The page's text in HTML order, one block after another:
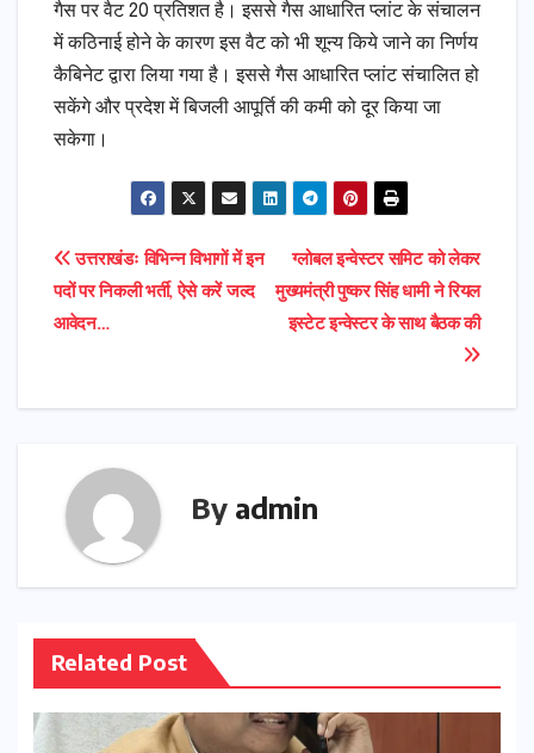
गैस पर वैट 20 प्रतिशत है। इससे गैस आधारित प्लांट के संचालन
में कठिनाई होने के कारण इस वैट को भी शून्य किये जाने का निर्णय
कैबिनेट द्वारा लिया गया है। इससे गैस आधारित प्लांट संचालित हो
सकेंगे और प्रदेश में बिजली आपूर्ति की कमी को दूर किया जा
सकेगा।
Post
navigation
ग्लोबल इन्वेस्टर समिट को लेकर
मुख्यमंत्री पुष्कर सिंह धामी ने रियल
इस्टेट इन्वेस्टर के साथ बैठक की
उत्तराखंडः विभिन्न विभागों में इन
पदों पर निकली भर्ती, ऐसे करें जल्द
आवेदन…
By admin
Related Post